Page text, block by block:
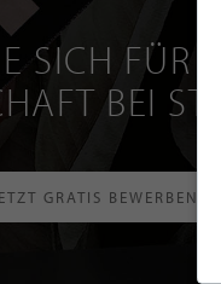
SICH FÜR
BEI
GRATIS BEWERBEN